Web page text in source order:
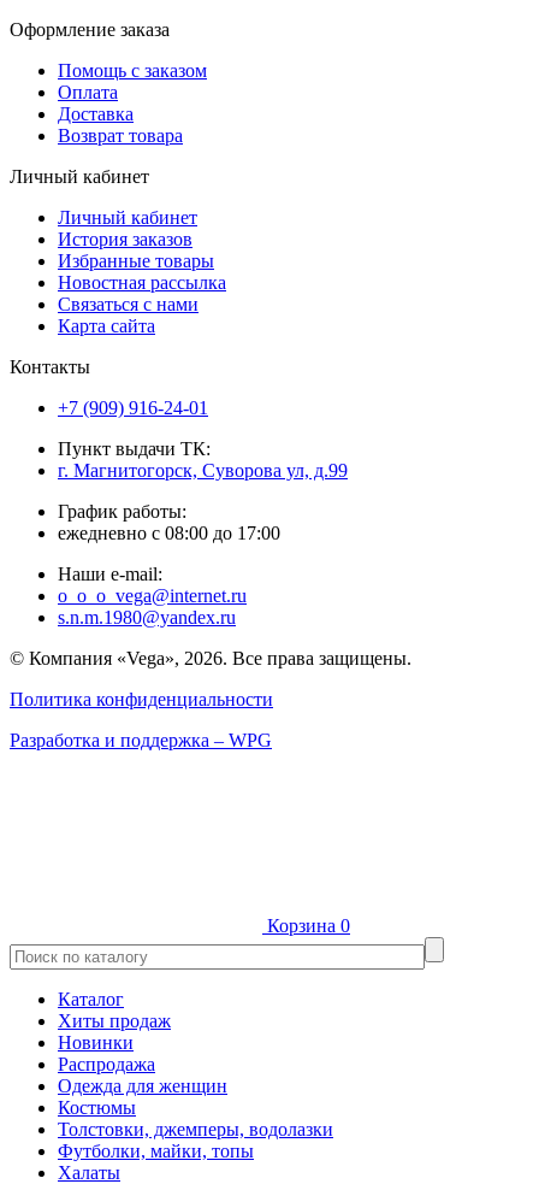
Оформление заказа
Помощь с заказом
Оплата
Доставка
Возврат товара
Личный кабинет
Личный кабинет
История заказов
Избранные товары
Новостная рассылка
Связаться с нами
Карта сайта
Контакты
+7 (909) 916-24-01
Пункт выдачи ТК:
г. Магнитогорск, Суворова ул, д.99
График работы:
ежедневно с 08:00 до 17:00
Наши e-mail:
o_o_o_vega@internet.ru
s.n.m.1980@yandex.ru
© Компания «Vega», 2026. Все права защищены.
Политика конфиденциальности
Разработка и поддержка – WPG
Корзина 0
Каталог
Хиты продаж
Новинки
Распродажа
Одежда для женщин
Костюмы
Толстовки, джемперы, водолазки
Футболки, майки, топы
Халаты